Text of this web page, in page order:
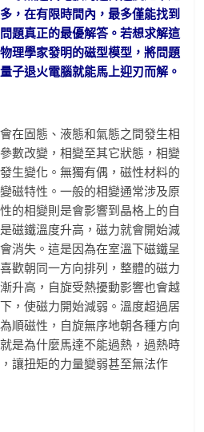
，在有限時間內，最多僅能找到
題真正的最優解答。若想求解這
理學家發明的磁型模型，將問題
子退火電腦就能馬上迎刃而解。
在固態、液態和氣態之間發生相
數改變，相變至其它狀態，相變
生變化。無獨有偶，磁性材料的
磁特性。一般的相變通常涉及原
的相變則是會影響到晶格上的自
磁鐵溫度升高，磁力就會開始減
消失。這是因為在室溫下磁鐵呈
歡朝同一方向排列，整體的磁力
升高，自旋受熱擾動影響也會越
，使磁力開始減弱。溫度超過居
順磁性，自旋無序地朝各種方向
是為什麼馬達不能過熱，過熱時
讓扭矩的力量變弱甚至無法作